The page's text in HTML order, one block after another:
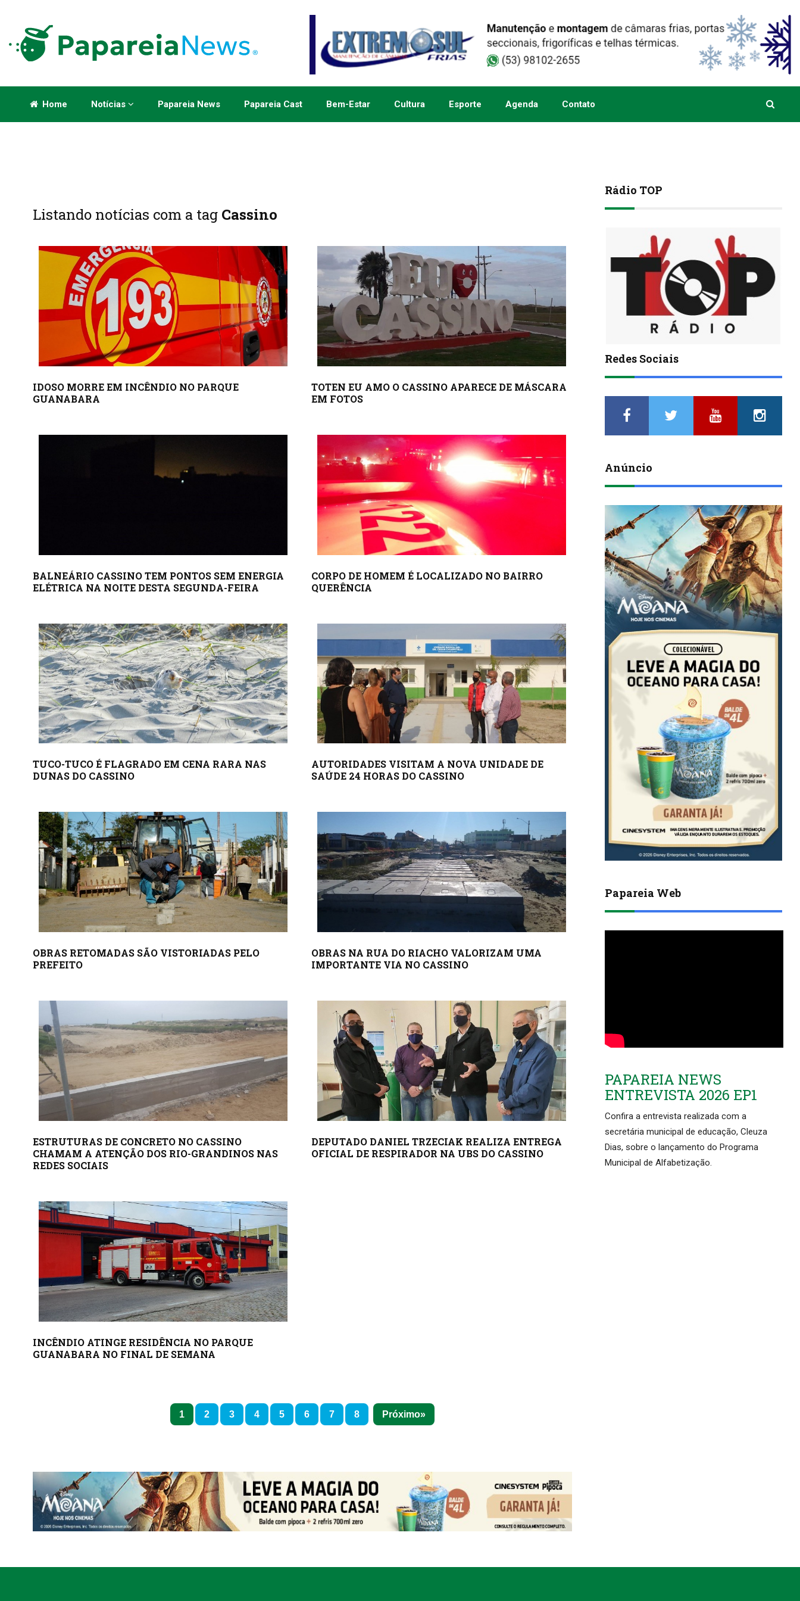
Home Notícias Papareia News Papareia Cast Bem-Estar Cultura Esporte Agenda Contato
Listando notícias com a tag Cassino
IDOSO MORRE EM INCÊNDIO NO PARQUE
GUANABARA
TOTEN EU AMO O CASSINO APARECE DE MÁSCARA
EM FOTOS
BALNEÁRIO CASSINO TEM PONTOS SEM ENERGIA
ELÉTRICA NA NOITE DESTA SEGUNDA-FEIRA
CORPO DE HOMEM É LOCALIZADO NO BAIRRO
QUERÊNCIA
TUCO-TUCO É FLAGRADO EM CENA RARA NAS
DUNAS DO CASSINO
AUTORIDADES VISITAM A NOVA UNIDADE DE
SAÚDE 24 HORAS DO CASSINO
OBRAS RETOMADAS SÃO VISTORIADAS PELO
PREFEITO
OBRAS NA RUA DO RIACHO VALORIZAM UMA
IMPORTANTE VIA NO CASSINO
ESTRUTURAS DE CONCRETO NO CASSINO
CHAMAM A ATENÇÃO DOS RIO-GRANDINOS NAS
REDES SOCIAIS
DEPUTADO DANIEL TRZECIAK REALIZA ENTREGA
OFICIAL DE RESPIRADOR NA UBS DO CASSINO
INCÊNDIO ATINGE RESIDÊNCIA NO PARQUE
GUANABARA NO FINAL DE SEMANA
1 2 3 4 5 6 7 8 Próximo
Rádio TOP
Redes Sociais
Anúncio
Papareia Web
PAPAREIA NEWS
ENTREVISTA 2026 EP1
Confira a entrevista realizada com a
secretária municipal de educação, Cleuza
Dias, sobre o lançamento do Programa
Municipal de Alfabetização.